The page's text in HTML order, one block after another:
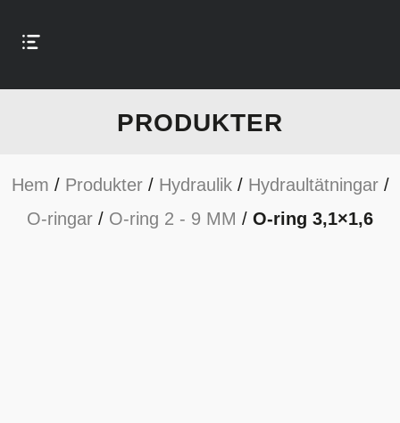
PRODUKTER
Hem / Produkter/ Hydraulik/ Hydraultätningar/
O-ringar / O-ring 2 - 9 MM / O-ring 3,1×1,6